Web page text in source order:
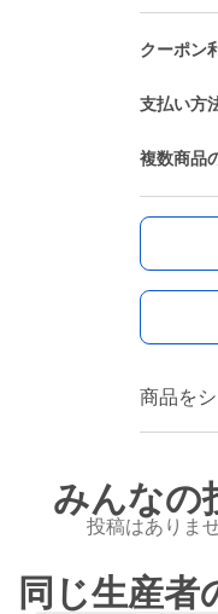
クーポン
支払い方
複数商品
商品を
みんなの
投稿はありま
同じ生産者